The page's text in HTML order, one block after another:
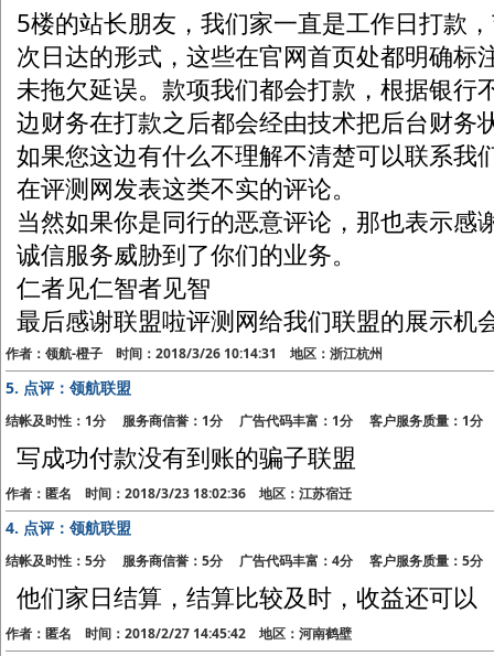
5楼的站长朋友，我们家一直是工作日打款
次日达的形式，这些在官网首页处都明确标
未拖欠延误。款项我们都会打款，根据银行
边财务在打款之后都会经由技术把后台财务
如果您这边有什么不理解不清楚可以联系我
在评测网发表这类不实的评论。
当然如果你是同行的恶意评论，那也表示感
诚信服务威胁到了你们的业务。
仁者见仁智者见智
最后感谢联盟啦评测网给我们联盟的展示机
作者：领航-橙子 时间：2018/3/26 10:14:31 地区：浙江杭州
5. 点评：领航联盟
结帐及时性：1分 服务商信誉：1分 广告代码丰富：1分 客户服务质量：1分
写成功付款没有到账的骗子联盟
作者：匿名 时间：2018/3/23 18:02:36 地区：江苏宿迁
4. 点评：领航联盟
结帐及时性：5分 服务商信誉：5分 广告代码丰富：4分 客户服务质量：5分
他们家日结算，结算比较及时，收益还可以
作者：匿名 时间：2018/2/27 14:45:42 地区：河南鹤壁